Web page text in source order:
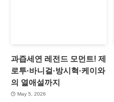
과즙세연 레전드 모먼트! 제
로투·바니걸·방시혁·케이와
의 열애설까지
May 5, 2026